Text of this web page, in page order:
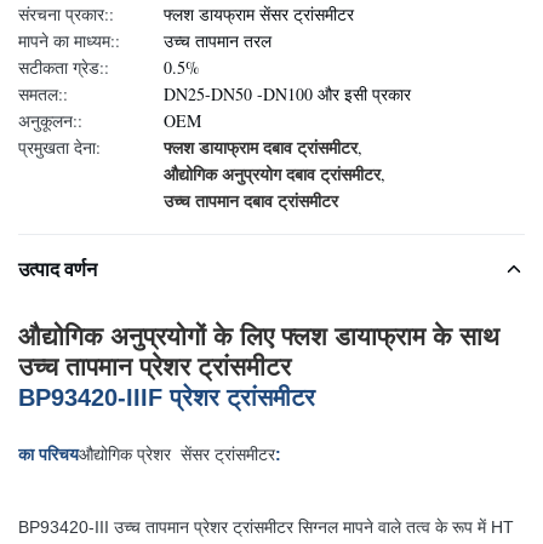
संरचना प्रकार::
फ्लश डायफ्राम सेंसर ट्रांसमीटर
मापने का माध्यम::
उच्च तापमान तरल
सटीकता ग्रेड::
0.5%
समतल::
DN25-DN50 -DN100 और इसी प्रकार
अनुकूलन::
OEM
प्रमुखता देना:
फ्लश डायाफ्राम दबाव ट्रांसमीटर,
औद्योगिक अनुप्रयोग दबाव ट्रांसमीटर,
उच्च तापमान दबाव ट्रांसमीटर
उत्पाद वर्णन
औद्योगिक अनुप्रयोगों के लिए फ्लश डायाफ्राम के साथ
उच्च तापमान प्रेशर ट्रांसमीटर
BP93420-IIIF प्रेशर ट्रांसमीटर
का परिचयऔद्योगिक प्रेशर सेंसर ट्रांसमीटर:
BP93420-III उच्च तापमान प्रेशर ट्रांसमीटर सिग्नल मापने वाले तत्व के रूप में HT